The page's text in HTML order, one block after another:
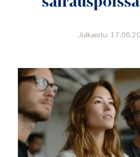
Julkaistu: